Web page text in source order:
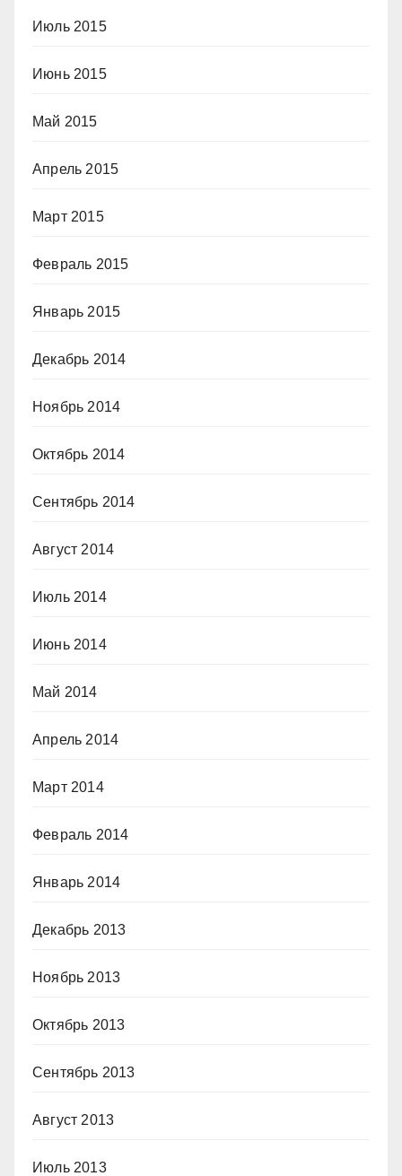
Июль 2015
Июнь 2015
Май 2015
Апрель 2015
Март 2015
Февраль 2015
Январь 2015
Декабрь 2014
Ноябрь 2014
Октябрь 2014
Сентябрь 2014
Август 2014
Июль 2014
Июнь 2014
Май 2014
Апрель 2014
Март 2014
Февраль 2014
Январь 2014
Декабрь 2013
Ноябрь 2013
Октябрь 2013
Сентябрь 2013
Август 2013
Июль 2013